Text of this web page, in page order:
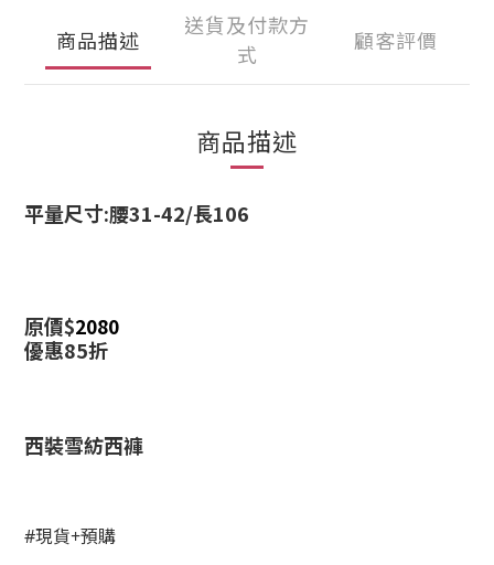
商品描述
送貨及付款方
式
顧客評價
商品描述
平量尺寸:腰31-42/長106
原價$2080
優惠85折
西裝雪紡西褲
#現貨+預購